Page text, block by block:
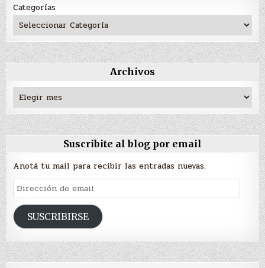
Categorías
Archivos
Archivos
Suscribite al blog por email
Anotá tu mail para recibir las entradas nuevas.
Dirección
de
emailSUSCRIBIRSE